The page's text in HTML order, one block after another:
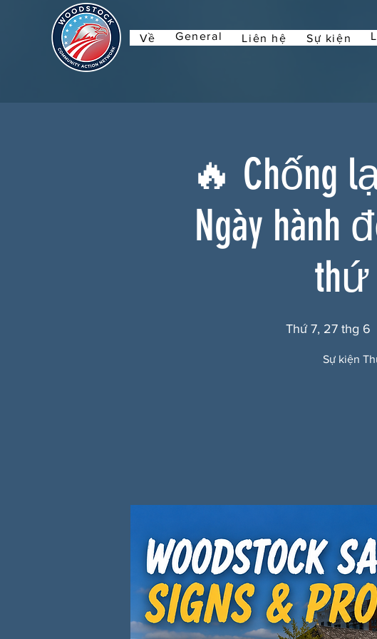
Về General Liên hệ Sự kiện
🔥 Chống
Ngày hành
thứ
Thứ 7, 27 thg 6
Sự kiện